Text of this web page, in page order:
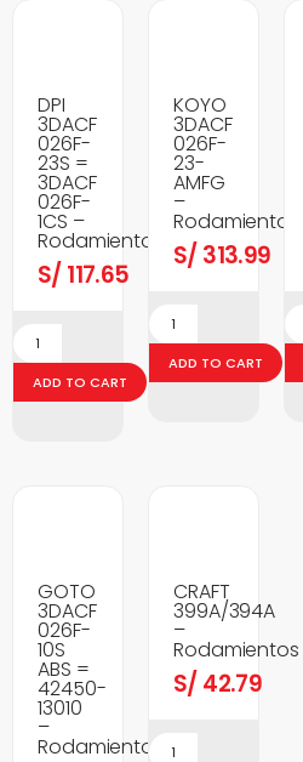
DPI
3DACF
026F-
23S =
3DACF
026F-
1CS –
Rodamientos
S/ 117.65
ADD TO CART
KOYO
3DACF
026F-
23-
AMFG
–
Rodamientos
S/ 313.99
ADD TO CART
GOTO
3DACF
026F-
10S
ABS =
42450-
13010
–
Rodamientos
CRAFT
399A/394A
–
Rodamientos
S/ 42.79